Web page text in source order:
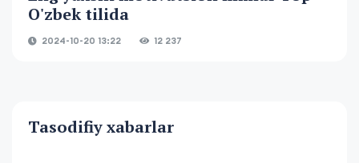
O'zbek tilida
2024-10-20 13:22 12 237
Tasodifiy xabarlar